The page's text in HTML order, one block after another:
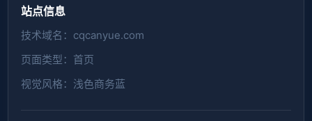
站点信息
技术域名：cqcanyue.com
页面类型：首页
视觉风格：浅色商务蓝